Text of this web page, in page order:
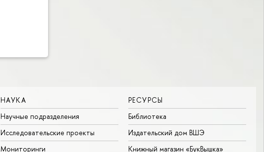
НАУКА
Научные подразделения
Исследовательские проекты
Мониторинги
РЕСУРСЫ
Библиотека
Издательский дом ВШЭ
Книжный магазин «БукВышка»